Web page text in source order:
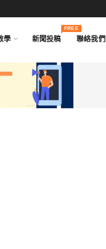
學 新聞投稿
FREE
聯絡我們